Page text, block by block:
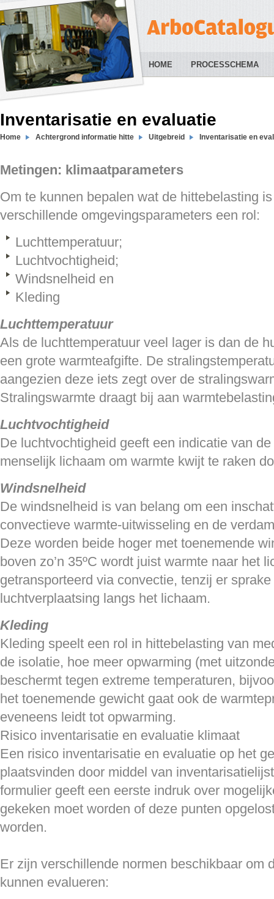
HOME PROCESSCHEMA
Inventarisatie en evaluatie
Home Achtergrond informatie hitte Uitgebreid Inventarisatie en
Metingen: klimaatparameters
Om te kunnen bepalen wat de hittebelasting
verschillende omgevingsparameters een rol:
Luchttemperatuur;
Luchtvochtigheid;
Windsnelheid en
Kleding
Luchttemperatuur
Als de luchttemperatuur veel lager is dan de
een grote warmteafgifte. De
aangezien deze iets zegt over de
Stralingswarmte draagt bij aan
Luchtvochtigheid
De luchtvochtigheid geeft een indicatie van
menselijk lichaam om warmte kwijt te raken
Windsnelheid
De windsnelheid is van belang om een
convectieve warmte-uitwisseling en de
Deze worden beide hoger met toenemende
boven zo’n 35ºC wordt juist warmte naar het
getransporteerd via convectie, tenzij er
luchtverplaatsing langs het lichaam.
Kleding
Kleding speelt een rol in hittebelasting van
de isolatie, hoe meer opwarming (met
beschermt tegen extreme temperaturen,
het toenemende gewicht gaat ook de
eveneens leidt tot opwarming.
Risico inventarisatie en evaluatie klimaat
Een risico inventarisatie en evaluatie op het
plaatsvinden door middel van
formulier geeft een eerste indruk over
gekeken moet worden of deze punten
worden.
Er zijn verschillende normen beschikbaar om
kunnen evalueren: